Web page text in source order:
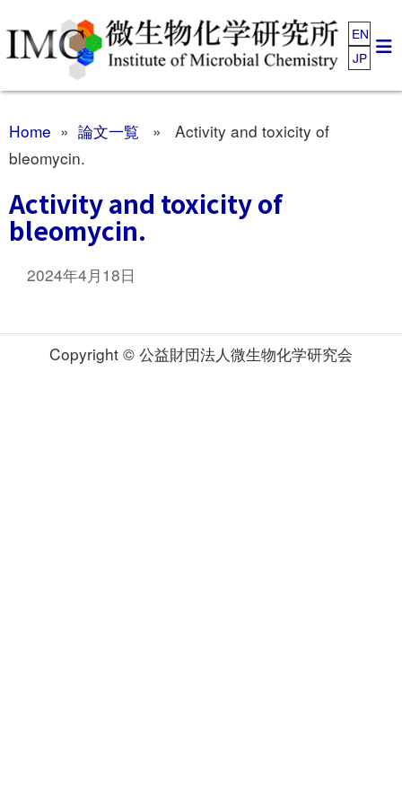
EN
JP
Home » 論文一覧 » Activity and toxicity of
bleomycin.
Activity and toxicity of
bleomycin.
2024年4月18日
Copyright © 公益財団法人微生物化学研究会